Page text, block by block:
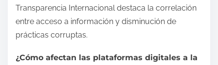
Transparencia Internacional destaca la correlación
entre acceso a información y disminución de
prácticas corruptas.
¿Cómo afectan las plataformas digitales a la